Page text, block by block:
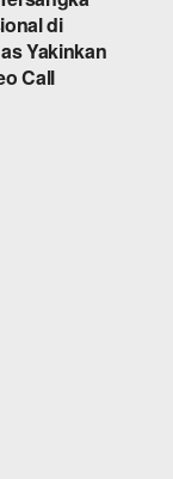
di
Yakinkan
Call